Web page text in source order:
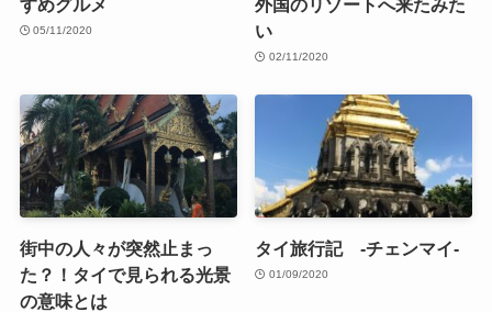
すめグルメ
05/11/2020
外国のリゾートへ来たみた
い
02/11/2020
街中の人々が突然止まっ
た？！タイで見られる光景
の意味とは
タイ旅行記 -チェンマイ-
01/09/2020